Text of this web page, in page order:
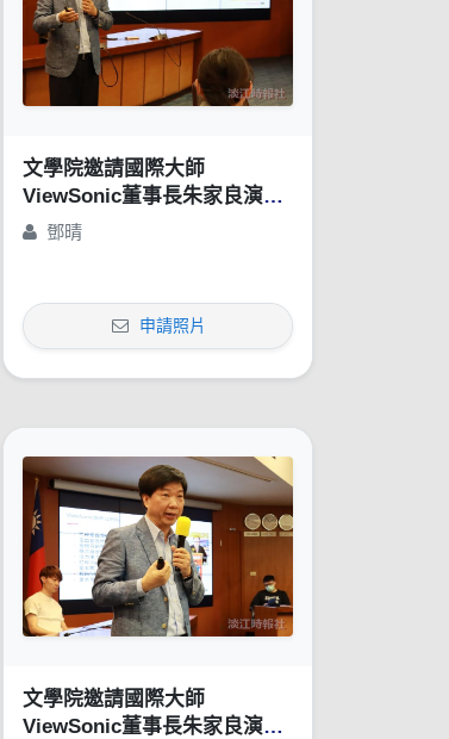
文學院邀請國際大師
ViewSonic董事長朱家良演講
「苦幹、實幹，還得用對方
鄧晴
申請照片
文學院邀請國際大師
ViewSonic董事長朱家良演講